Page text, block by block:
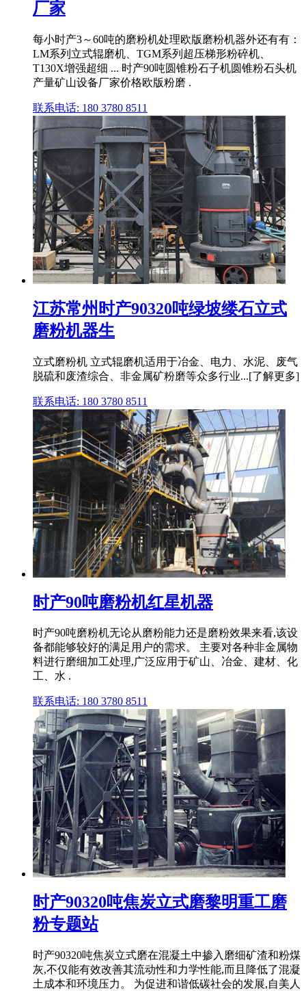
厂家
每小时产3～60吨的磨粉机处理欧版磨粉机器外还有有：
LM系列立式辊磨机、TGM系列超压梯形粉碎机、
T130X增强超细 ... 时产90吨圆锥粉石子机圆锥粉石头机
产量矿山设备厂家价格欧版粉磨 .
联系电话: 180 3780 8511
江苏常州时产90320吨绿坡缕石立式
磨粉机器生
立式磨粉机 立式辊磨机适用于冶金、电力、水泥、废气
脱硫和废渣综合、非金属矿粉磨等众多行业...[了解更多]
联系电话: 180 3780 8511
时产90吨磨粉机红星机器
时产90吨磨粉机无论从磨粉能力还是磨粉效果来看,该设
备都能够较好的满足用户的需求。 主要对各种非金属物
料进行磨细加工处理,广泛应用于矿山、冶金、建材、化
工、水 .
联系电话: 180 3780 8511
时产90320吨焦炭立式磨黎明重工磨
粉专题站
时产90320吨焦炭立式磨在混凝土中掺入磨细矿渣和粉煤
灰,不仅能有效改善其流动性和力学性能,而且降低了混凝
土成本和环境压力。 为促进和谐低碳社会的发展,自美人